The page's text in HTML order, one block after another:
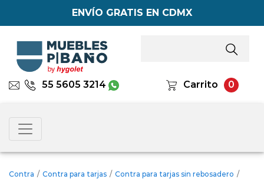
ENVÍO GRATIS EN CDMX
55 5605 3214 Carrito 0
Contra / Contra para tarjas / Contra para tarjas sin rebosadero /